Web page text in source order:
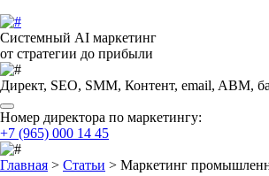
Системный AI маркетинг
от стратегии до прибыли
Директ, SEO, SMM, Контент, email, ABM,
Номер директора по маркетингу:
+7 (965) 000 14 45
Главная > Статьи > Маркетинг